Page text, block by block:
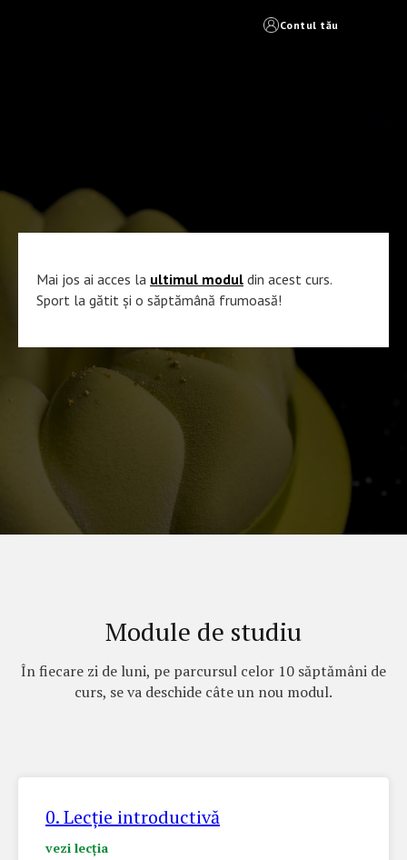
Contul tău
Mai jos ai acces la ultimul modul din acest curs.
Sport la gătit și o săptămână frumoasă!
Module de studiu
În fiecare zi de luni, pe parcursul celor 10 săptămâni de
curs, se va deschide câte un nou modul.
0. Lecție introductivă
vezi lecția